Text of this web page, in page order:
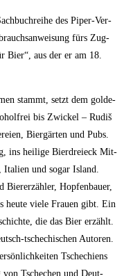
des Piper-Ver­
fürs Zug­
Bier“, aus der er am 18.
stammt, setzt dem gol­de­
bis Zwi­ckel – Rudiš
Bier­gär­ten und Pubs.
ins hei­li­ge Bier­drei­eck Mit­
Ita­li­en und sogar Island.
Hop­fen­bau­er,
heu­te vie­le Frau­en gibt. Ein
die das Bier erzählt.
tsche­chi­schen Autoren.
Tsche­chi­ens
von Tsche­chen und Deut­